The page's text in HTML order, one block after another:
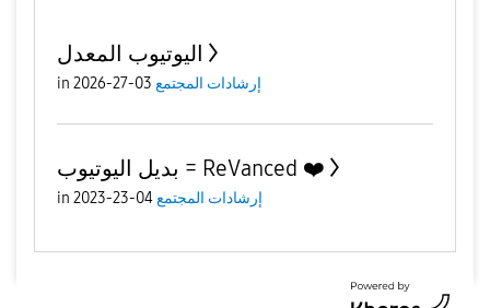
اليوتيوب المعدل
in إرشادات المجتمع 03-27-2026
بديل اليوتيوب = ReVanced ❤️
in إرشادات المجتمع04-23-2023